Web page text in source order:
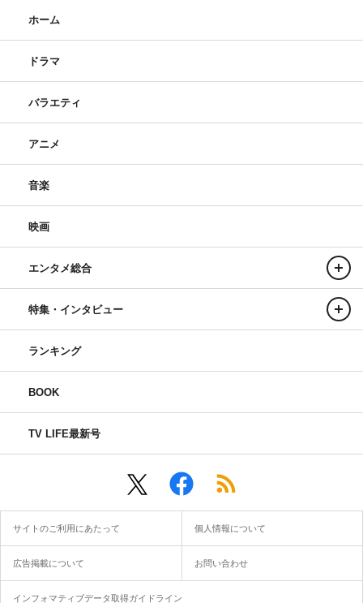
ホーム
ドラマ
バラエティ
アニメ
音楽
映画
エンタメ総合
特集・インタビュー
ランキング
BOOK
TV LIFE最新号
サイトのご利用にあたって 個人情報について
広告掲載について お問い合わせ
インフォマティブデータ取得ガイドライン